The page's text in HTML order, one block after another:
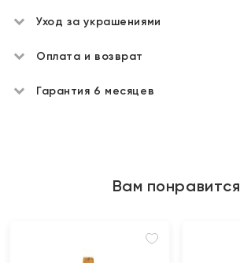
Уход за украшениями
Оплата и возврат
Гарантия 6 месяцев
Вам понравится